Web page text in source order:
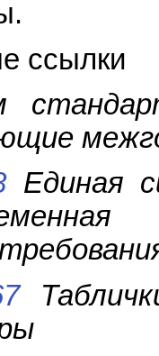
ссылки
Единая